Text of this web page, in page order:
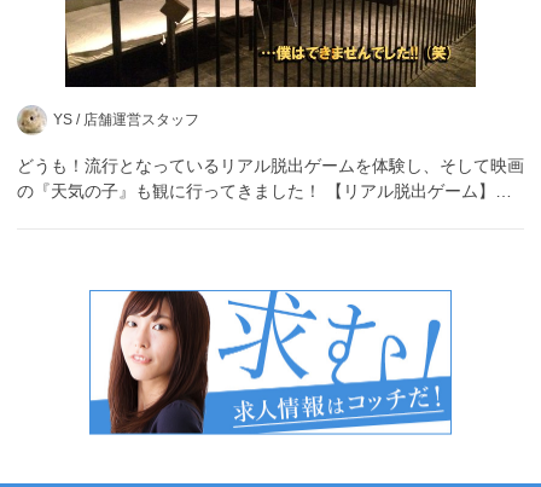
YS / 店舗運営スタッフ
どうも！流行となっているリアル脱出ゲームを体験し、そして映画
の『天気の子』も観に行ってきました！ 【リアル脱出ゲーム】…